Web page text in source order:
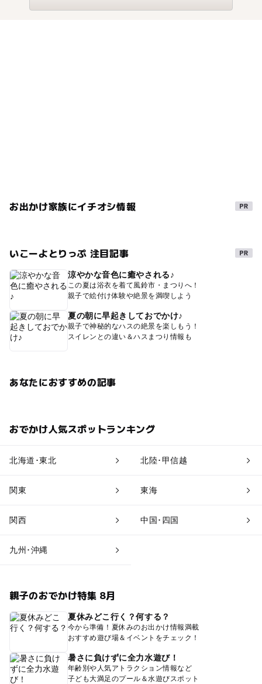
お出かけ家族にイチオシ情報
いこーよとりっぷ 注目記事
涼やかな音色に癒やされる♪
この夏は浴衣を着て風鈴市・まつりへ！
親子で絵付け体験や絶景を満喫しよう
夏の朝に早起きしておでかけ♪
親子で神秘的なハスの絶景を楽しもう！
スイレンとの違い＆ハスまつり情報も
あなたにおすすめの記事
おでかけ人気スポットランキング
北海道･東北 北陸･甲信越
関東 東海
関西 中国･四国
九州･沖縄
親子のおでかけ特集 8月
夏休みどこ行く？何する？
今から準備！夏休みのお出かけ情報満載
おすすめ遊び場＆イベントをチェック！
暑さに負けずに全力水遊び！
年齢別や人気アトラクション情報など
子ども大満足のプール＆水遊びスポット